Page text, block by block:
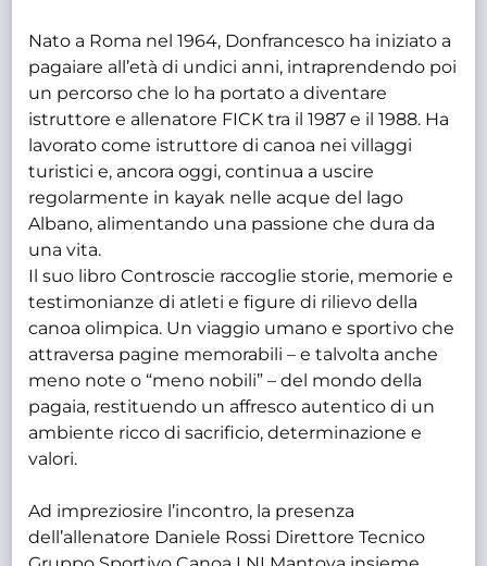
Nato a Roma nel 1964, Donfrancesco ha iniziato a
pagaiare all’età di undici anni, intraprendendo poi
un percorso che lo ha portato a diventare
istruttore e allenatore FICK tra il 1987 e il 1988. Ha
lavorato come istruttore di canoa nei villaggi
turistici e, ancora oggi, continua a uscire
regolarmente in kayak nelle acque del lago
Albano, alimentando una passione che dura da
una vita.
Il suo libro Controscie raccoglie storie, memorie e
testimonianze di atleti e figure di rilievo della
canoa olimpica. Un viaggio umano e sportivo che
attraversa pagine memorabili – e talvolta anche
meno note o “meno nobili” – del mondo della
pagaia, restituendo un affresco autentico di un
ambiente ricco di sacrificio, determinazione e
valori.
Ad impreziosire l’incontro, la presenza
dell’allenatore Daniele Rossi Direttore Tecnico